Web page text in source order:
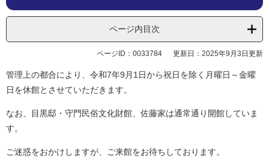
ページ内目次
ページID：0033784 更新日：2025年9月3日更新
管理上の都合により、令和7年9月1日から祝日を除く月曜日～金曜
日を休館とさせていただきます。
なお、目黒邸・守門民俗文化財館、佐藤家は通常通り開館していま
す。
ご迷惑をおかけしますが、ご来館をお待ちしております。